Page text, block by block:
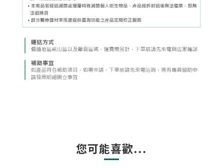
您可能喜歡...